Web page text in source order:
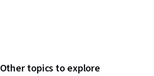
Other topics to explore